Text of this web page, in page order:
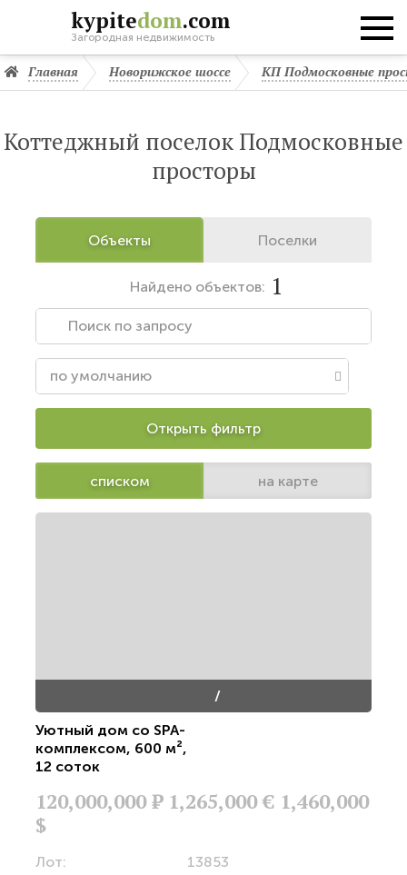
kypitedom.com
Загородная недвижимость
Главная Новорижское шоссе КП Подмосковные
Коттеджный поселок Подмосковные
просторы
Объекты Поселки
Найденообъектов: 1
Открыть фильтр
списком на карте
/
Уютный дом со SPA-
комплексом, 600 м²,
12 соток
120,000,000Р 1,265,000 € 1,460,000
$
Лот:
13853